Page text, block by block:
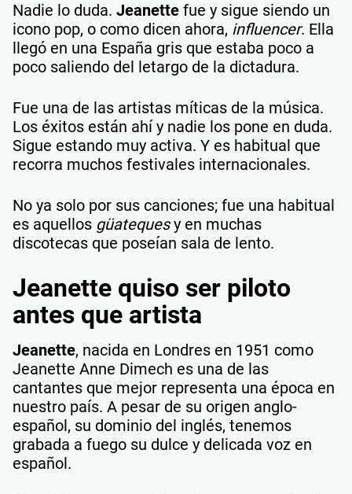
Nadie lo duda. Jeanette fue y sigue siendo un
icono pop, o como dicen ahora, influencer. Ella
llegó en una España gris que estaba poco a
poco saliendo del letargo de la dictadura.
Fue una de las artistas míticas de la música.
Los éxitos están ahí y nadie los pone en duda.
Sigue estando muy activa. Y es habitual que
recorra muchos festivales internacionales.
No ya solo por sus canciones; fue una habitual
es aquellos güatequesy en muchas
discotecas que poseían sala de lento.
Jeanette quiso ser piloto
antes que artista
Jeanette, nacida en Londres en 1951 como
Jeanette Anne Dimech es una de las
cantantes que mejor representa una época en
nuestro país. A pesar de su origen anglo-
español, su dominio del inglés, tenemos
grabada a fuego su dulce y delicada voz en
español.